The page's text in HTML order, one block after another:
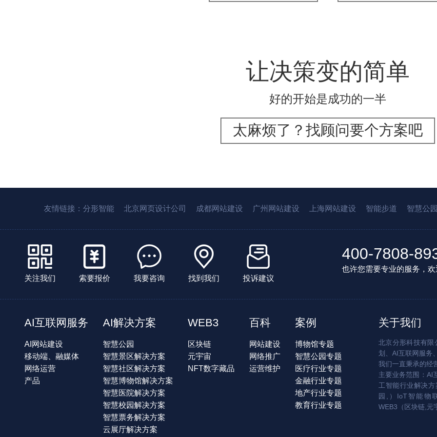
让决策变的简单
好的开始是成功的一半
太麻烦了？找顾问要个方案吧
友情链接： 分形智能 北京网页设计公司 成都网站建设 广州网站建设 上海网站建设 智能步道 智慧公园
关注我们 索要报价 我要咨询 找到我们 投诉建议
400-7808-
也许您需要专业的服务，
AI互联网服务
AI网站建设
移动端、融媒体
网络运营
产品
AI解决方案
智慧公园
智慧景区解决方案
智慧社区解决方案
智慧博物馆解决方案
智慧医院解决方案
智慧校园解决方案
智慧票务解决方案
云展厅解决方案
WEB3
区块链
元宇宙
NFT数字藏品
百科
网站建设
网络推广
运营维护
案例
博物馆专题
智慧公园专题
医疗行业专题
金融行业专题
地产行业专题
教育行业专题
关于我们
北京分形科技有限
划、AI互联网服务
我们一直秉承的经
主要业务范围：AI
工智能行业解决
园,）IoT智能物
WEB3（区块链,元